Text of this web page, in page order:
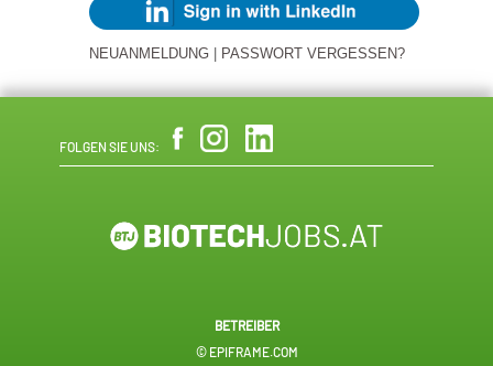
NEUANMELDUNG PASSWORT VERGESSEN?
FOLGEN SIE UNS:
BETREIBER
© EPIFRAME.COM